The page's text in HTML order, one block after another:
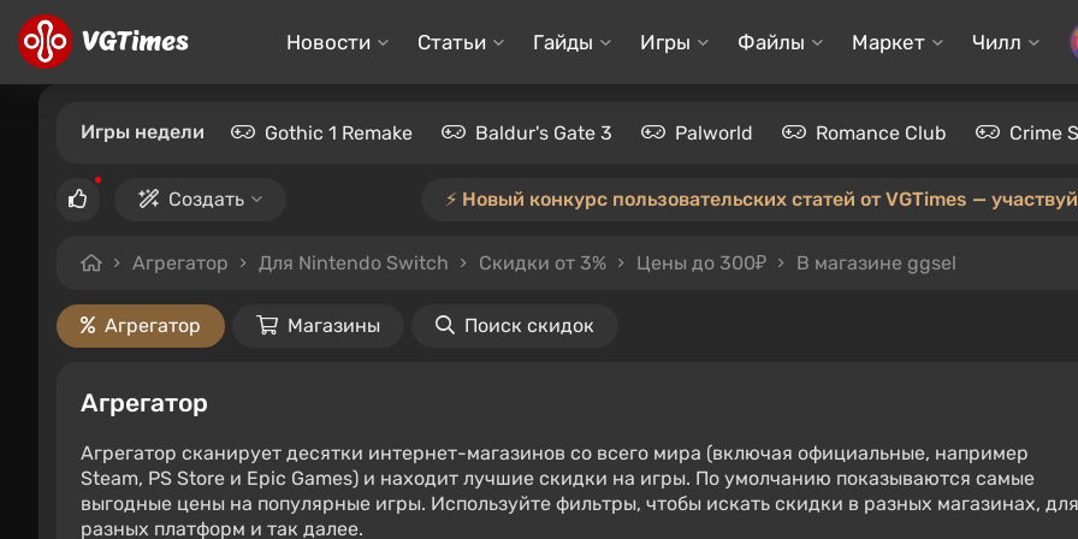
Новости Статьи Гайды Игры Файлы Маркет Чилл
Игры недели Gothic 1 Remake Baldur's Gate 3 Palworld Romance Club Crime
Создать ⚡️ Новый конкурс пользовательских статей от VGTimes —
Агрегатор Для Nintendo Switch Скидки от 3% Цены до 300₽ В магазине ggsel
Агрегатор Магазины Поиск скидок
Агрегатор
Агрегатор сканирует десятки интернет-магазинов со всего мира (включая официальные, например
Steam, PS Store и Epic Games) и находит лучшие скидки на игры. По умолчанию показываются самые
выгодные цены на популярные игры. Используйте фильтры, чтобы искать скидки в разных магазинах, для
разных платформ и так далее.